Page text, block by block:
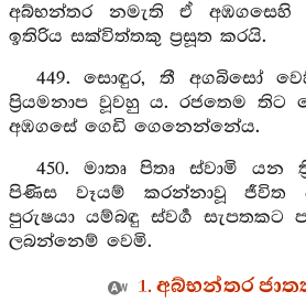
අබ්භන්තර නමැති ඒ
ඉතිරිය සක්විත්තකු ප්‍රසූත කරයි.
449. සොඳුර, තී අගබිසෝ
ප්‍රියමනාප වූවහු ය. රජතෙම තිට
අඹගසේ ගෙඩි ගෙනෙන්නේය.
450. මාතෘ පිතෘ ස්වාමි යන
පිණිස වෑයම් කරන්නාවූ ජීවිත
පුරුෂයා යම්බඳු ස්වර්‍ග සැපතකට
ලබන්නෙම් වෙමි.
1. අබ්භන්තර